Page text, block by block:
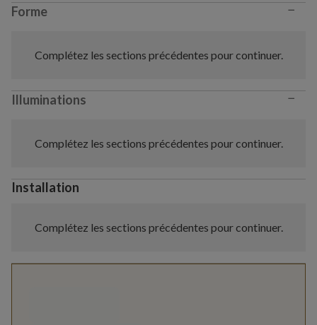
Forme −
Complétez les sections précédentes pour continuer.
Illuminations −
Complétez les sections précédentes pour continuer.
Installation
Complétez les sections précédentes pour continuer.